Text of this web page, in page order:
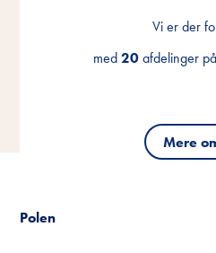
Vi er der
med20afdelinger
Mere
Vi er der
med20afdelinger
Mere
Vi er der
med20afdelinger
Mere
Polen